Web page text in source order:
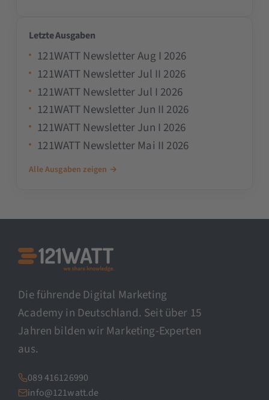
Letzte Ausgaben
121WATT Newsletter Aug I 2026
121WATT Newsletter Jul II 2026
121WATT Newsletter Jul I 2026
121WATT Newsletter Jun II 2026
121WATT Newsletter Jun I 2026
121WATT Newsletter Mai II 2026
Alle Ausgaben zeigen →
Die führende Digital Marketing
Academy in Deutschland. Seit über 15
Jahren bilden wir Marketing-Experten
aus.
089 416126990
info@121watt.de